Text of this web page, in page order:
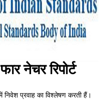
नेचर रिपोर्ट
में निवेश प्रवाह का विश्लेषण करती हैं।